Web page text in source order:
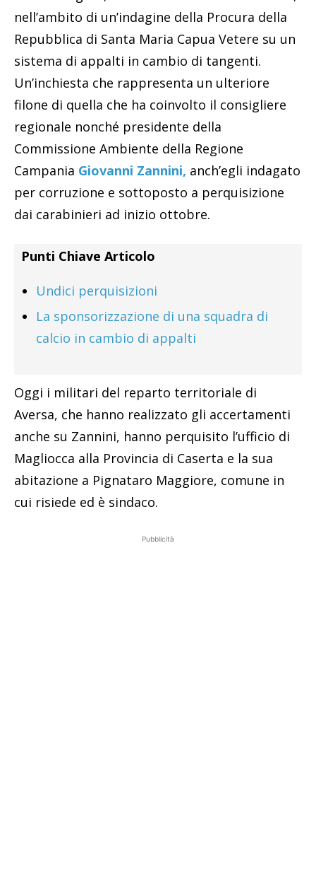
nell’ambito di un’indagine della Procura della
Repubblica di Santa Maria Capua Vetere su un
sistema di appalti in cambio di tangenti.
Un’inchiesta che rappresenta un ulteriore
filone di quella che ha coinvolto il consigliere
regionale nonché presidente della
Commissione Ambiente della Regione
Campania Giovanni Zannini, anch’egli indagato
per corruzione e sottoposto a perquisizione
dai carabinieri ad inizio ottobre.
Punti Chiave Articolo
Undici perquisizioni
La sponsorizzazione di una squadra di
calcio in cambio di appalti
Oggi i militari del reparto territoriale di
Aversa, che hanno realizzato gli accertamenti
anche su Zannini, hanno perquisito l’ufficio di
Magliocca alla Provincia di Caserta e la sua
abitazione a Pignataro Maggiore, comune in
cui risiede ed è sindaco.
Pubblicità